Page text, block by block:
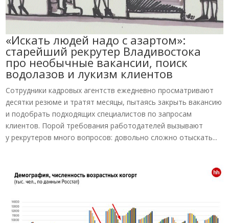
«Искать людей надо с азартом»:
старейший рекрутер Владивостока
про необычные вакансии, поиск
водолазов и лукизм клиентов
Сотрудники кадровых агентств ежедневно просматривают
десятки резюме и тратят месяцы, пытаясь закрыть вакансию
и подобрать подходящих специалистов по запросам
клиентов. Порой требования работодателей вызывают
у рекрутеров много вопросов: довольно сложно отыскать...